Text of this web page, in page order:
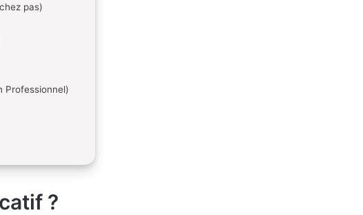
pas)
Professionnel)
?